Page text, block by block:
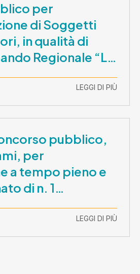
per
di Soggetti
in qualità di
Regionale “La
dei Giovani 2026”
LEGGI DI PIÙ
pubblico,
per
a tempo pieno e
di n. 1
–
prova scritta e
LEGGI DI PIÙ